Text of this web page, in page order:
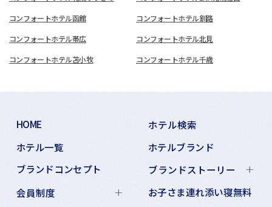
コンフォートホテル函館 コンフォートホテル釧路
コンフォートホテル帯広 コンフォートホテル北見
コンフォートホテル苫小牧 コンフォートホテル千歳
HOME
ホテル検索
ホテル一覧
ホテルブランド
ブランドコンセプト
ブランドストーリー
会員制度
お子さま連れ添い寝無料